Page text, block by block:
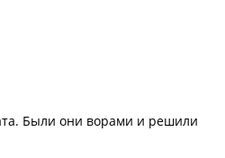
Были они ворами и решили